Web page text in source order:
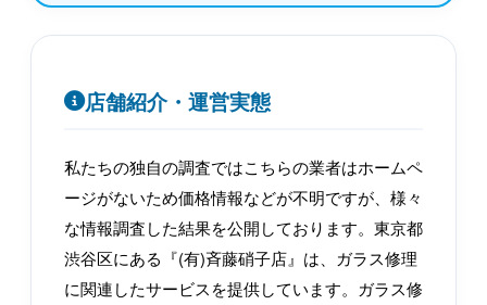
店舗紹介・運営実態
私たちの独自の調査ではこちらの業者はホームペ
ージがないため価格情報などが不明ですが、様々
な情報調査した結果を公開しております。東京都
渋谷区にある『(有)斉藤硝子店』は、ガラス修理
に関連したサービスを提供しています。ガラス修